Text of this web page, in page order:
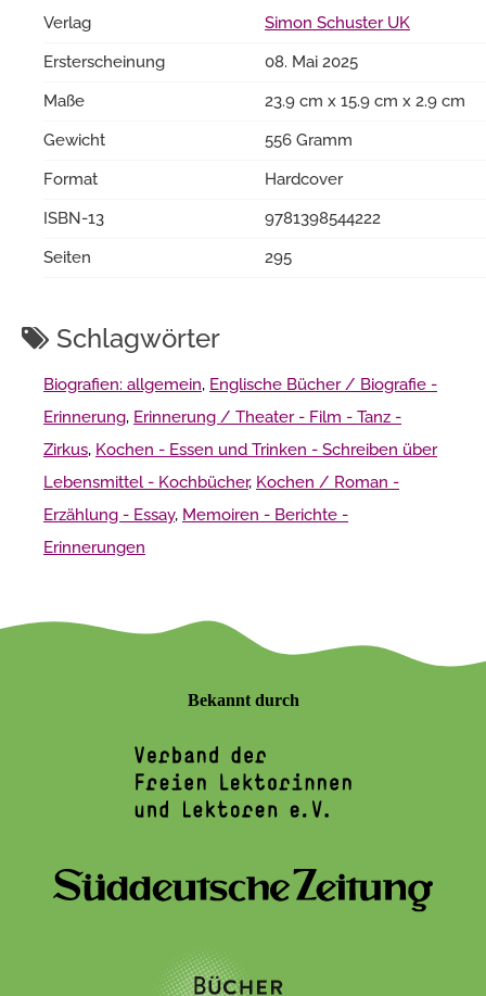
Verlag
Simon Schuster UK
Ersterscheinung
08. Mai 2025
Maße
23.9 cm x 15.9 cm x 2.9 cm
Gewicht
556 Gramm
Format
Hardcover
ISBN-13
9781398544222
Seiten
295
Schlagwörter
Biografien: allgemein, Englische Bücher / Biografie -
Erinnerung, Erinnerung / Theater - Film - Tanz -
Zirkus, Kochen - Essen und Trinken - Schreiben über
Lebensmittel - Kochbücher, Kochen / Roman -
Erzählung - Essay, Memoiren - Berichte -
Erinnerungen
Bekannt durch